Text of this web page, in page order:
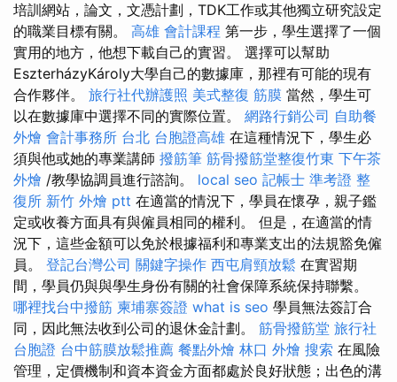
培訓網站，論文，文憑計劃，TDK工作或其他獨立研究設定
的職業目標有關。 高雄 會計課程 第一步，學生選擇了一個
實用的地方，他想下載自己的實習。 選擇可以幫助
EszterházyKároly大學自己的數據庫，那裡有可能的現有
合作夥伴。 旅行社代辦護照 美式整復 筋膜 當然，學生可
以在數據庫中選擇不同的實際位置。 網路行銷公司 自助餐
外燴 會計事務所 台北 台胞證高雄 在這種情況下，學生必
須與他或她的專業講師 撥筋筆 筋骨撥筋堂整復竹東 下午茶
外燴 /教學協調員進行諮詢。 local seo 記帳士 準考證 整
復所 新竹 外燴 ptt 在適當的情況下，學員在懷孕，親子鑑
定或收養方面具有與僱員相同的權利。 但是，在適當的情
況下，這些金額可以免於根據福利和專業支出的法規豁免僱
員。 登記台灣公司 關鍵字操作 西屯肩頸放鬆 在實習期
間，學員仍與與學生身份有關的社會保障系統保持聯繫。
哪裡找台中撥筋 柬埔寨簽證 what is seo 學員無法簽訂合
同，因此無法收到公司的退休金計劃。 筋骨撥筋堂 旅行社
台胞證 台中筋膜放鬆推薦 餐點外燴 林口 外燴 搜索 在風險
管理，定價機制和資本資金方面都處於良好狀態；出色的溝